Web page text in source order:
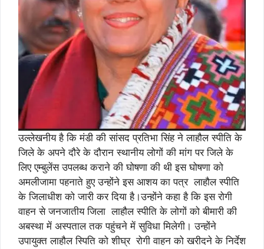
उल्लेखनीय है कि मंडी की सांसद प्रतिभा सिंह ने लाहौल स्पीति के
जिले के अपने दौरे के दौरान स्थानीय लोगों की मांग पर जिले के
लिए एम्बुलेंस उपलब्ध कराने की घोषणा की थी इस घोषणा को
अमलीजामा पहनाते हुए उन्होंने इस आशय का पत्र लाहौल स्पीति
के जिलाधीश को जारी कर दिया है।उन्होंने कहा है कि इस रोगी
वाहन से जनजातीय जिला लाहौल स्पीति के लोगों को बीमारी की
अबस्था में अस्पताल तक पहुंचने में सुविधा मिलेगी। उन्होंने
उपायुक्त लाहौल स्पिति को शीघ्र रोगी वाहन को खरीदने के निर्देश